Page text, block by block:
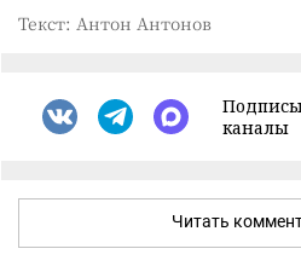
Текст: Антон Антонов
каналы
Читать